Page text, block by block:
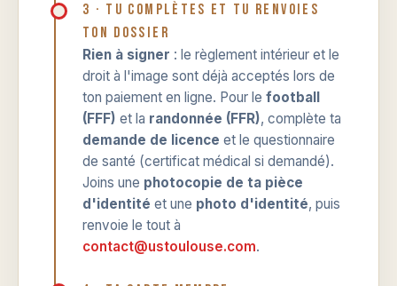
3 · Tu complètes et tu renvoies
ton dossier
Rien à signer : le règlement intérieur et le
droit à l'image sont déjà acceptés lors de
ton paiement en ligne. Pour le football
(FFF) et la randonnée (FFR), complète ta
demande de licence et le questionnaire
de santé (certificat médical si demandé).
Joins une photocopie de ta pièce
d'identité et une photo d'identité, puis
renvoie le tout à
contact@ustoulouse.com.